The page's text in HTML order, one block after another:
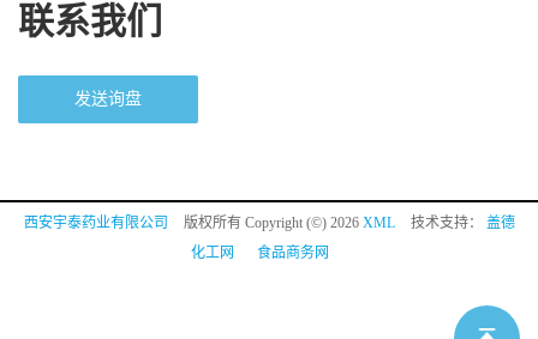
联系我们
发送询盘
西安宇泰药业有限公司 版权所有 Copyright (©) 2026 XML 技术支持： 盖德
化工网
食品商务网